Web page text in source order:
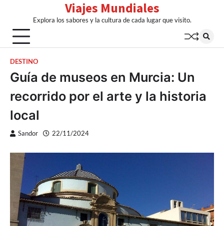
content
Viajes Mundiales
Explora los sabores y la cultura de cada lugar que visito.
DESTINO
Guía de museos en Murcia: Un
recorrido por el arte y la historia
local
Sandor 22/11/2024